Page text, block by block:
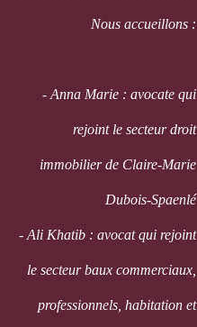
Nous accueillons :
- Anna Marie : avocate qui
rejoint le secteur droit
immobilier de Claire-Marie
Dubois-Spaenlé
- Ali Khatib : avocat qui rejoint
le secteur baux commerciaux,
professionnels, habitation et